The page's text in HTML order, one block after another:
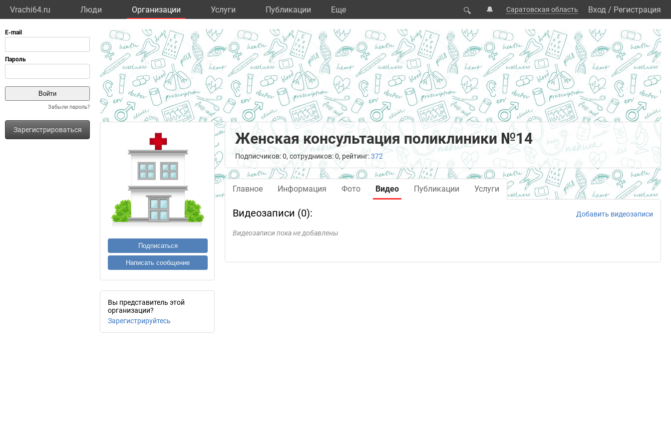
Vrachi64.ru Люди Организации Услуги Публикации Eще 🔍 🔔 Саратовская область Вход / Регистрация
Забыли пароль?
Зарегистрироваться
Подписаться
Написать сообщение
Вы представитель этой
организации?
Зарегистрируйтесь
Женская консультация поликлиники №14
Подписчиков: 0, сотрудников: 0, рейтинг:372
Главное Информация Фото Видео Публикации Услуги
Видеозаписи (0): Добавить видеозаписи
Видеозаписи пока не добавлены